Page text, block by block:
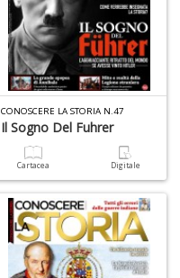
CONOSCERE LA STORIA N.47
Il Sogno Del Fuhrer
Cartacea Digitale